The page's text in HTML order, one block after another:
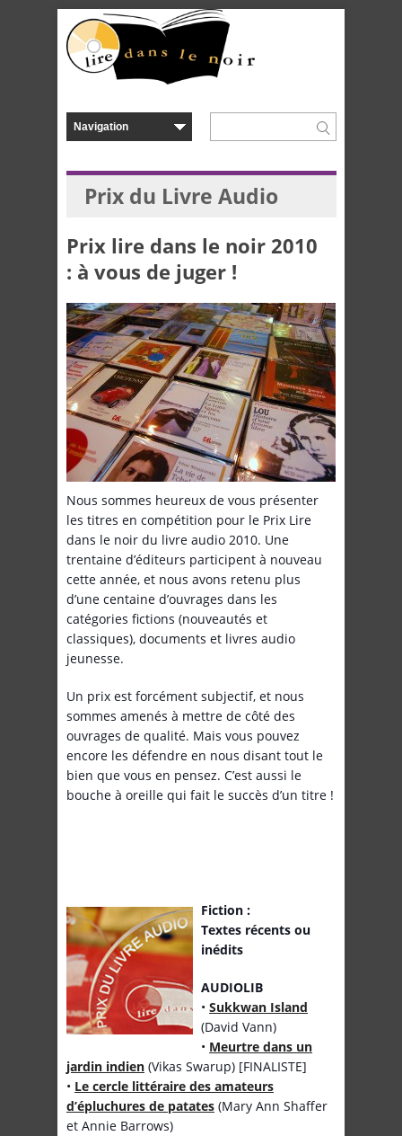
Prix du Livre Audio
Prix lire dans le noir 2010
: à vous de juger !
Nous sommes heureux de vous présenter
les titres en compétition pour le Prix Lire
dans le noir du livre audio 2010. Une
trentaine d’éditeurs participent à nouveau
cette année, et nous avons retenu plus
d’une centaine d’ouvrages dans les
catégories fictions (nouveautés et
classiques), documents et livres audio
jeunesse.
Un prix est forcément subjectif, et nous
sommes amenés à mettre de côté des
ouvrages de qualité. Mais vous pouvez
encore les défendre en nous disant tout le
bien que vous en pensez. C’est aussi le
bouche à oreille qui fait le succès d’un titre !
Fiction :
Textes récents ou
inédits
AUDIOLIB
•Sukkwan Island
(David Vann)
• Meurtre dans un
jardin indien (Vikas Swarup) [FINALISTE]
• Le cercle littéraire des amateurs
d’épluchures de patates (Mary Ann Shaffer
et Annie Barrows)